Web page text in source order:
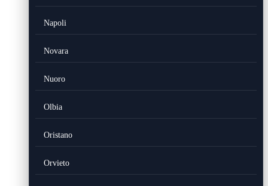
Napoli
Novara
Nuoro
Olbia
Oristano
Orvieto